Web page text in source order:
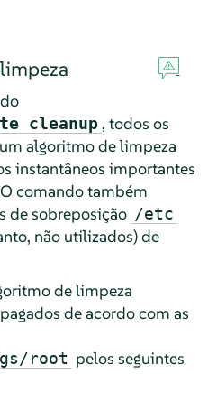
cleanup , todos os
algoritmo de limpeza
instantâneos importantes
comando também
de sobreposição /etc
não utilizados) de
de limpeza
de acordo com as
root pelos seguintes